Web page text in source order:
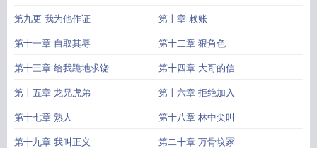
第九更 我为他作证 第十章 赖账
第十一章 自取其辱 第十二章 狠角色
第十三章 给我跪地求饶 第十四章 大哥的信
第十五章 龙兄虎弟 第十六章 拒绝加入
第十七章 熟人 第十八章 林中尖叫
第十九章 我叫正义 第二十章 万骨坟冢